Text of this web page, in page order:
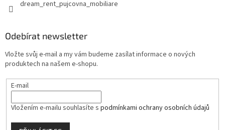
dream_rent_pujcovna_mobiliare
Odebírat newsletter
Vložte svůj e-mail a my vám budeme zasílat informace o nových
produktech na našem e-shopu.
E-mail
Vložením e-mailu souhlasíte s podmínkami ochrany osobních údajů